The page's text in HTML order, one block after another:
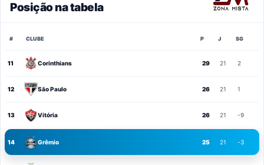
Posição na tabela
# CLUBE P J SG
11 Corinthians 29 21 2
12 São Paulo 26 21 1
13 Vitória 26 21 -9
14 Grêmio 25 21 -3